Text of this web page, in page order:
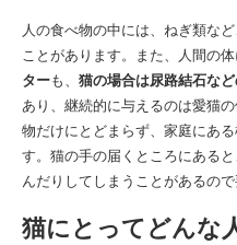
人の食べ物の中には、ねぎ類な
ことがあります。また、人間の
ターも、 猫の場合は尿路結石な
あり、継続的に与えるのは愛猫
物だけにとどまらず、家庭にあ
す。猫の手の届くところにある
んだりしてしまうことがあるので
猫にとってどんな